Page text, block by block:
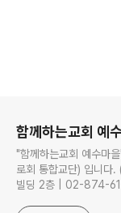
함께하는교회 예
"함께하는교회 예수마
로회 통합교단) 입니다. ( 서울시 관악구 관악로30길 2 상춘